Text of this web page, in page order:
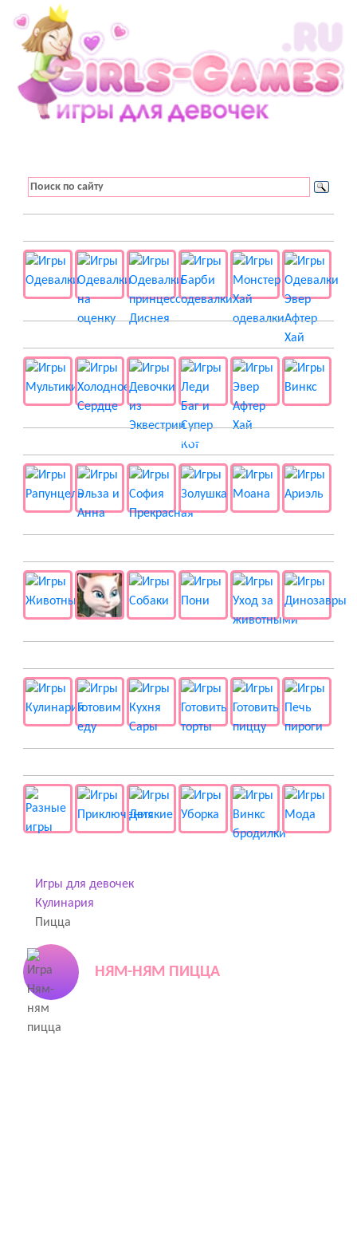
👸 Принцессы
Игры для девочек
Кулинария
Пицца
НЯМ-НЯМ ПИЦЦА